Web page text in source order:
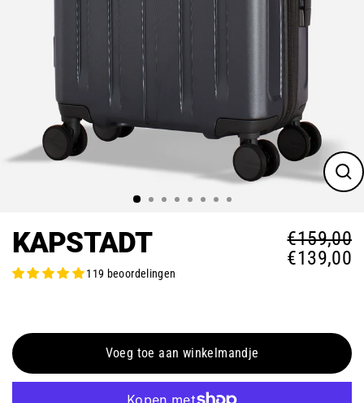
KAPSTADT
119 beoordelingen
€159,00
€139,00
Voeg toe aan winkelmandje